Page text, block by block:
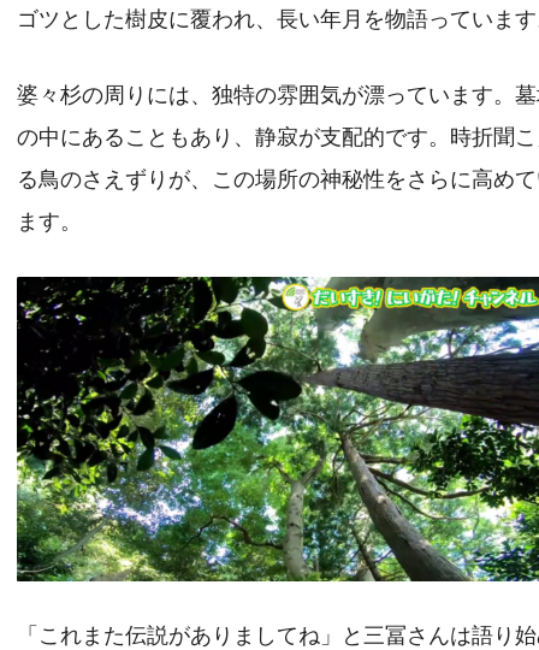
ゴツとした樹皮に覆われ、長い年月を物語っていま
婆々杉の周りには、独特の雰囲気が漂っています。
の中にあることもあり、静寂が支配的です。時折聞
る鳥のさえずりが、この場所の神秘性をさらに高め
ます。
「これまた伝説がありましてね」と三冨さんは語り